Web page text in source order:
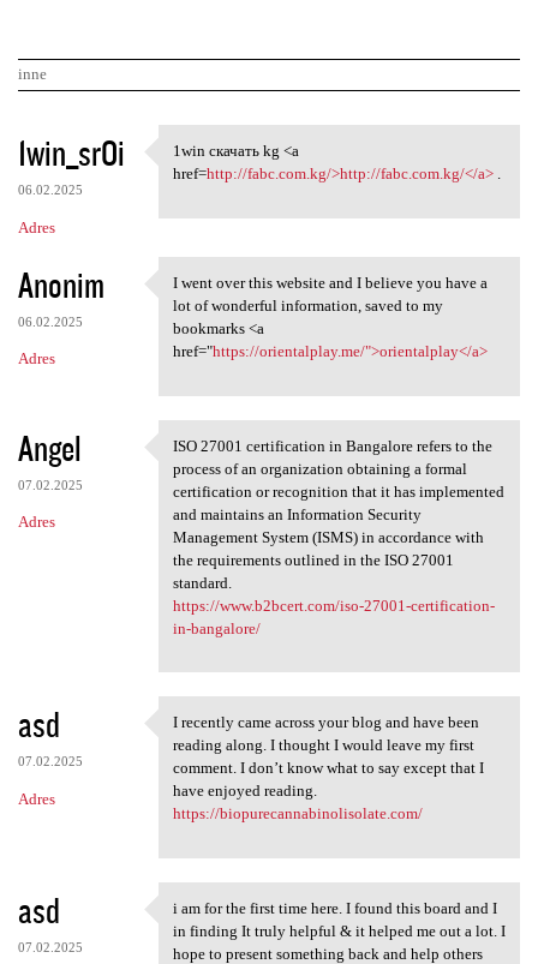
inne
K
o
m
e
n
t
r
e
1win_srOi
06.02.2025
Adres
1win скачать kg <a href=http:
1win скачать kg <a
href=http://fabc.com.kg/>http://fabc.com.kg/</a>.
Anonim
06.02.2025
Adres
I went over this website
I went over this website and I believe you have a
lot of wonderful information, saved to my
bookmarks <a
href="https://orientalplay.me/">orientalplay</a>
Angel
07.02.2025
Adres
ISO 27001 certification in
ISO 27001 certification in Bangalore refers to the
process of an organization obtaining a formal
certification or recognition that it has implemented
and maintains an Information Security
Management System (ISMS) in accordance with
the requirements outlined in the ISO 27001
standard.
https://www.b2bcert.com/iso-27001-certification-
in-bangalore/
asd
07.02.2025
Adres
I recently came across your
I recently came across your blog and have been
reading along. I thought I would leave my first
comment. I don’t know what to say except that I
have enjoyed reading.
https://biopurecannabinolisolate.com/
asd
07.02.2025
i am for the first time here.
i am for the first time here. I found this board and I
in finding It truly helpful & it helped me out a lot. I
hope to present something back and help others